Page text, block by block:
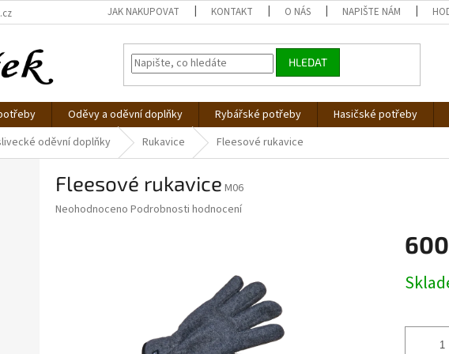
JAK NAKUPOVAT KONTAKT O NÁS NAPIŠTE NÁM
HLEDAT
Oděvy a oděvní doplňky Rybářské potřeby Hasičské potřeby
oděvní doplňky Rukavice Fleesové rukavice
Fleesové rukavice M06
Průměrné
Neohodnoceno Podrobnosti hodnocení
cena: